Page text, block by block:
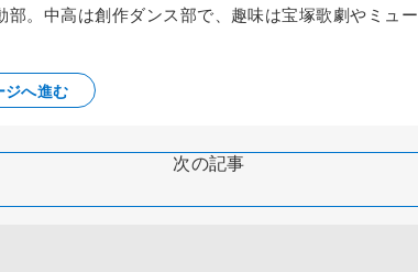
。中高は創作ダンス部で、趣味は宝塚歌劇やミュー
ジへ進む
次の記事